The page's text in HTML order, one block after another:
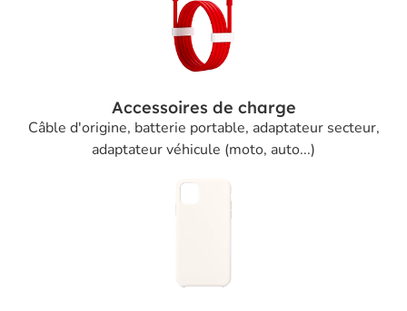
Accessoires de charge
Câble d'origine, batterie portable, adaptateur secteur,
adaptateur véhicule (moto, auto...)